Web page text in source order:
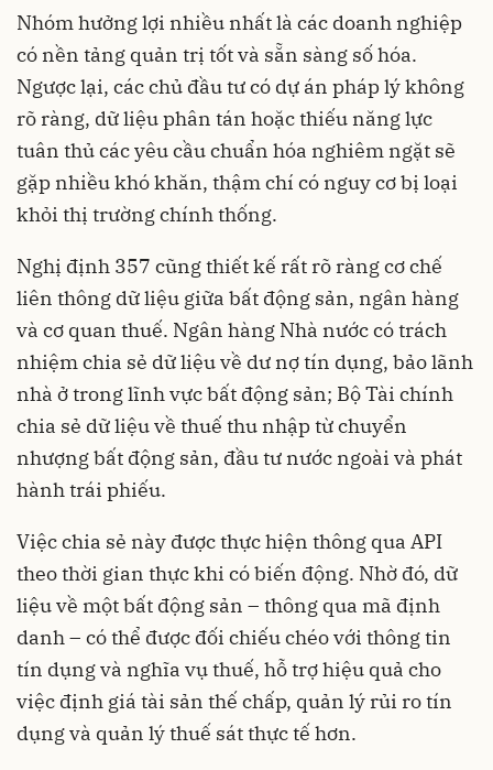
Nhóm hưởng lợi nhiều nhất là các doanh nghiệp
có nền tảng quản trị tốt và sẵn sàng số hóa.
Ngược lại, các chủ đầu tư có dự án pháp lý không
rõ ràng, dữ liệu phân tán hoặc thiếu năng lực
tuân thủ các yêu cầu chuẩn hóa nghiêm ngặt sẽ
gặp nhiều khó khăn, thậm chí có nguy cơ bị loại
khỏi thị trường chính thống.
Nghị định 357 cũng thiết kế rất rõ ràng cơ chế
liên thông dữ liệu giữa bất động sản, ngân hàng
và cơ quan thuế. Ngân hàng Nhà nước có trách
nhiệm chia sẻ dữ liệu về dư nợ tín dụng, bảo lãnh
nhà ở trong lĩnh vực bất động sản; Bộ Tài chính
chia sẻ dữ liệu về thuế thu nhập từ chuyển
nhượng bất động sản, đầu tư nước ngoài và phát
hành trái phiếu.
Việc chia sẻ này được thực hiện thông qua API
theo thời gian thực khi có biến động. Nhờ đó, dữ
liệu về một bất động sản – thông qua mã định
danh – có thể được đối chiếu chéo với thông tin
tín dụng và nghĩa vụ thuế, hỗ trợ hiệu quả cho
việc định giá tài sản thế chấp, quản lý rủi ro tín
dụng và quản lý thuế sát thực tế hơn.